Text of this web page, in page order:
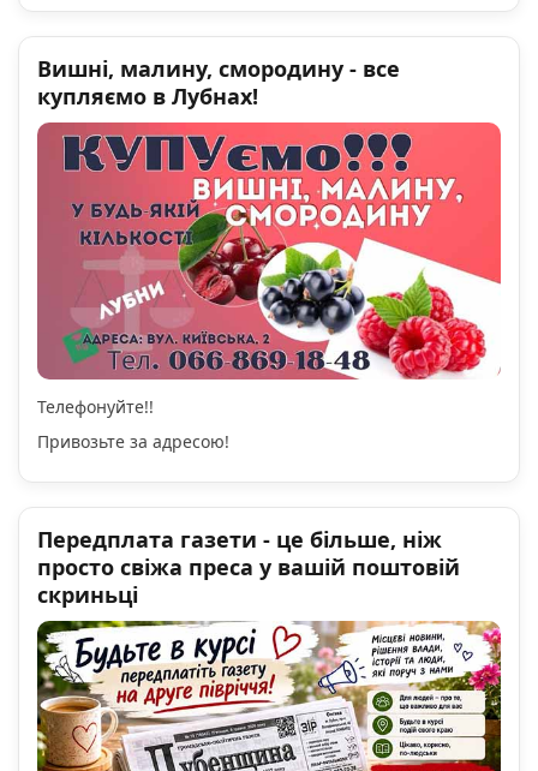
Вишні, малину, смородину - все
купляємо в Лубнах!
Телефонуйте!!
Привозьте за адресою!
Передплата газети - це більше, ніж
просто свіжа преса у вашій поштовій
скриньці